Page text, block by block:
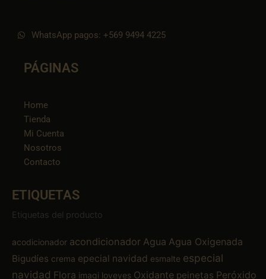
WhatsApp pagos: +569 9494 4225
PÁGINAS
Home
Tienda
Mi Cuenta
Nosotros
Contacto
ETIQUETAS
Etiquetas del producto
acodicionador acondicionador Agua Agua Oxigenada
Bigudíes crema epecial navidad esmalte especial
navidad Flora imagi loveyes Oxidante peinetas Peróxido